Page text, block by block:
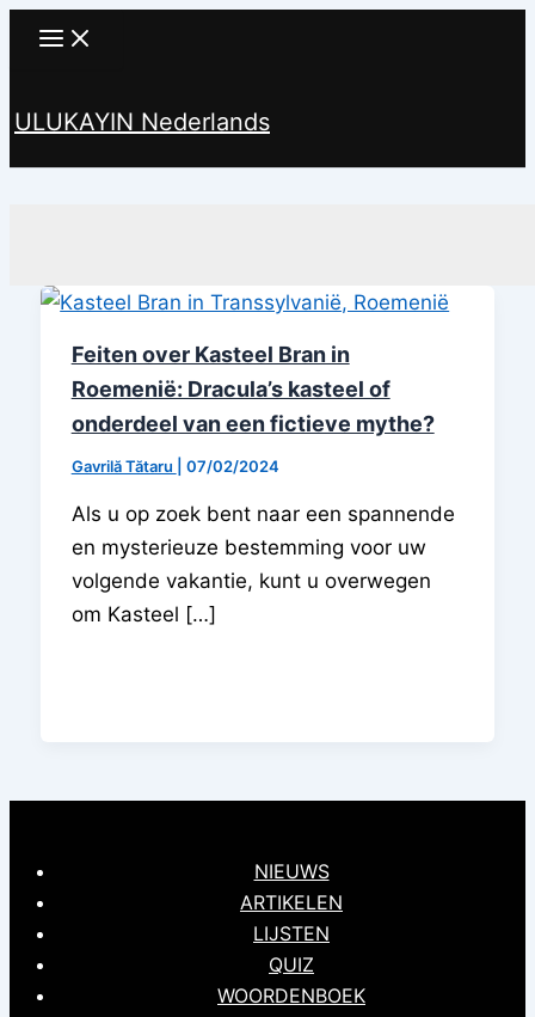
inhoud
ULUKAYIN Nederlands
Feiten over Kasteel Bran in
Roemenië: Dracula’s kasteel of
onderdeel van een fictieve mythe?
Gavrilă Tătaru 07/02/2024
Als u op zoek bent naar een spannende
en mysterieuze bestemming voor uw
volgende vakantie, kunt u overwegen
om Kasteel […]
NIEUWS
ARTIKELEN
LIJSTEN
QUIZ
WOORDENBOEK